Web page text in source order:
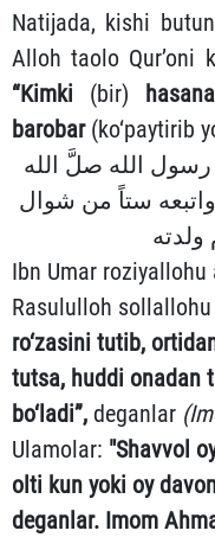
Natijada, kishi
Alloh taolo Qur’oni
“Kimki (bir)
barobar (ko‘paytirib
الله صلَّ الله
ستاً من شوال
Ibn Umar
Rasululloh
ro‘zasini tutib,
tutsa, huddi onadan
bo‘ladi”, deganlar (
Ulamolar: "Shavvol
olti kun yoki oy
deganlar. Imom